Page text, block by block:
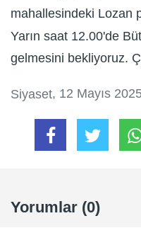
mahallesindeki Lozan
Yarın saat 12.00'de
gelmesini bekliyoruz.
Siyaset, 12 Mayıs
Yorumlar (0)